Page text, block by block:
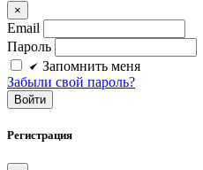
×
Email
Пароль
Запомнить меня
Забыли свой пароль?
Войти
Регистрация